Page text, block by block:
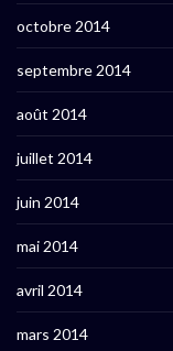
octobre 2014
septembre 2014
août 2014
juillet 2014
juin 2014
mai 2014
avril 2014
mars 2014